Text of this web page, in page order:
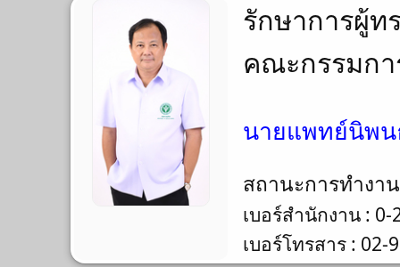
รักษาการผู้
คณะกรรมก
นายแพทย์นิพ
สถานะการทำงา
เบอร์สำนักงาน :
เบอร์โทรสาร : 02-